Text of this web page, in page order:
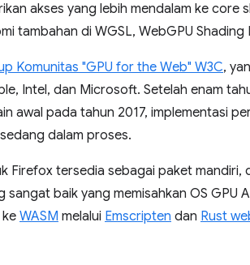
akses yang lebih mendalam ke core
tambahan di WGSL, WebGPU Shading
Komunitas "GPU for the Web" W3C,
Intel, dan Microsoft. Setelah enam
awal pada tahun 2017, implementasi
dalam proses.
Firefox tersedia sebagai paket mandiri,
baik yang memisahkan OS GPU
WASM melalui Emscripten dan Rust